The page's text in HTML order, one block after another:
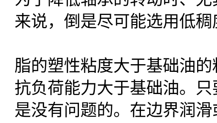
来说，倒是尽可能选用低
脂的塑性粘度大于基础油
抗负荷能力大于基础油。
是没有问题的。在边界润